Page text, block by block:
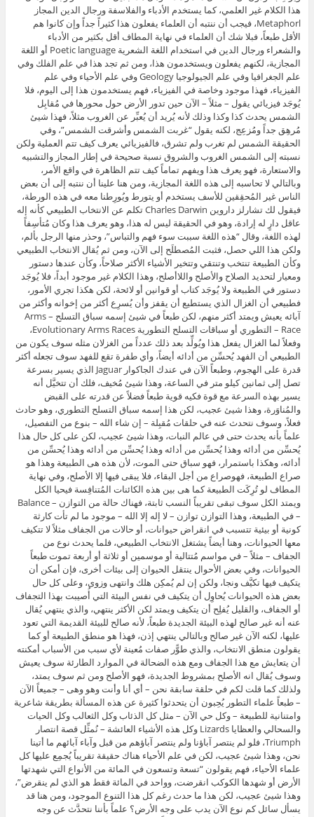
هذا الكلام غير العلمي، كما يستخدم الأدباء والفلاسفة ورجال الدين المجاز
Metaphorl، فيجب أن ننتبه أن العلماء يفعلون هذا كثيراً جداً وإن كانوا هم
الأقل طبعاً، فبلا شك أن العلماء في نهاية المطاف أقل بكثير من الأدباء
والشعراء ورجال الدين في استخدام اللغة الشعرية Poetic language أو اللغة
المجازية، لكنهم يفعلون ويستخدمون هذا، ومن ثم تجد هذا في علم الفلك وفي
علم الجغرافيا وفي علم الجيولوجيا Geology وفي علم الأحياء وفي علم
الفيزياء، فهذا موجود وخاصة في الفيزياء، فهم يستخدمون هذا إلى اليوم، فلا
يُوجَد فيزيائي يقول – مثلاً – الآن حين تدور الأرض حول محورها في مُقابِل
الشمس يحدث كذا وكذا وذلك لأنه يُريد أن يُعبِّر عن الغروب مثلاً، فهذا شيئ
مُرهِق جداً ومُزعِج، لكنه يقول “غربت الشمس وأشرقت الشمس”، وفي
الحقيقة الشمس لم تغرب ولم تشرق، فالفيزيائي يعرف كيف تتم العملية ولكن
نسبته إلى الشمس الغروب والشروق نسبة صحيحة في إطار المجاز والتشبيه
والاستعارة، فهو يعرف هذا ويفهم تماماً كيف تتم الظاهرة في واقع الأمر،
وبالتالي لا تحاسبه إلى هذه اللغة المجازية، ومن هنا علينا أن ننتبه إلى أن بعض
الناس غير المُحقِقين للأسف يستخدم أو يتورط ويُورِطنا معه في هذه الورطة،
فيقول لك تشارلز داروين Charles Darwin تكلم عن الانتخاب الطبيعي كأنه إله
عاقل دارٍ له إرادة، وهو في الحقيقة ليس له هذا، وهو يعرف هذا وكان مُتأسِفاً
لهذه اللغة، وقال “هذه اللغة سببت سوء فهم والتباس”، وحذر منها الرجل بألم،
ولكن هذا اللي حصل، فثبت المُصطلَح إلى الآن، ومن ثم يُقال الانتخاب الطبيعي
وكأن الطبيعة تنتخب وتنتقي وتتخير الأشياء الأكثر صلاحاً، وكأن عندها دستور
ومعيار لتحديد الصلاح والأصلح واللاأصلح، وهذا الكلام غير موجود أبداً، فلا يُوجَد
دستور في الطبيعة ولا يُوجَد كتاب أو قوانين أو لائحة، لكن هكذا تجري الأمور،
فطبيعي أن الغزال الذي يستطيع أن يقفز وأن يُسرِع أكثر من إخوانه وأكثر من
آبائه يعيش ويمتد أكثر منهم، لكن طبعاً في شيئ إسمه سباق التسلح – Arms
Race – التطوري أو سباقات التسلح التطورية Evolutionary Arms Races،
وفعلاً لما الغزال يفعل هذا ويُولِّد بعد ذلك عدداً من الغزلان مثله سوف يكون من
الطبيعي أن الفهد يُحسِّن من أدائه أيضاً، وأي طفرة تقع للفهد سوف تجعله أكثر
قدرة على الهجوم، وطبعاً الآن في عندك الجاكوار Jaguar الذي يسير بسرعة
تصل إلى ثمانين كيلو متر في الساعة، وهذا شيئ مُخيف، فلك أن تتخيَّل أنه
يسير بهذه السرعة مع قوة فكيه قوية طبعاً فضلاً عن قدرته على القبض
والمُناوَرة، وهذا شيئ عجيب، لكن هذا إسمه سباق التسلح التطوري، وهو حادث
فعلاً، وسوف نتحدث عنه في حلقات مُقبِلة – إن شاء الله – بنوع من التفصيل،
علماً بأنه يحدث حتى في عالم النبات، وهذا شيئ عجيب، لكن على كل حال هذا
يُحسِّن من أدائه وهذا يُحسِّن من أدائه وهذا يُحسِّن من أدائه وهذا يُحسِّن من
أدائه، وهكذا باستمرار، فهو سباق حتى الموت، لأن هذه هى الطبيعة وهذا هو
صراع الطبيعة، فهوصراع من أجل البقاء، فلا يبقى فيها إلا الأصلح، وفي نهاية
المطاف لو تُرِكَت الطبيعة كما هى بين هذه الكائنات المُتنافِسة فيحيا الكل
ويمتد الكل سوف تبقى تقريباً النسب ثابتة، فهناك حالة من التوازن – Balance
– في الطبيعة، وهذا التوازن توازن – لا إله إلا الله – موجود ما لم تأت كارثة
كونية أو بيئية تتسبب في انقراض حيوانات، أو حالات من الجفاف مثلاً لا تتكيف
معها الحيوانات، وهنا أيضاً يشتغل الانتخاب الطبيعي، فلما يحدث نوع من
الجفاف – مثلاً – في مواسم مُتتالية أو موسمين أو ثلاثة أو أربعة تموت طبعاً
الحيوانات، وفي بعض الأحوال ينتقل الحيوان إلى بيئات أخرى، فإن أمكن أن
يتكيف فيها تكيَّف ونجا، ولكن إن لم يُمكِن هلك وانتهى وزوى، وعلى كل حال
بعض هذه الحيوانات يُحاوِل أن يتكيف في نفس البيئة التي أُصيبت بهذا التجفاف
أو الجفاف، والقليل يُفلِح أن يتكيف ويمتد لكن الأكثر ينتهي، والذي ينتهي يُقال
عنه أنه غير صالح لهذه البيئة الجديدة طبعاً، لأنه صالح للبيئة القديمة التي تعود
عليها، لكنه الآن غير صالح وبالتالي ينتهي إذن، فهذا هو منطق الطبيعة أو كما
يقولون منطق الانتخاب، والذي طوًّر صفات مُعينة لأي سبب من الأسباب أمكنته
أن يتعايش مع هذا الجفاف ومع هذه الضحالة في الموارد الطارئة سوف يعيش
وسوف يُقال انه الأصلح بمشروط الجديدة، فهو الأصلح ومن ثم سوف يمتد،
ولذلك كما قلت لكم في حلقة سابقة نحن – أي أنا وأنت وهو وهى – جميعاً الآن
– طبعاً علماء التطور يُحِبون أن يتحدثوا كثيرة عن هذه المسألة بطريقة شاعرية
وامتنانية للطبيعة – وكل حي الآن – مثل كل الذئاب وكل الثعالب وكل الحيات
والسحالي والعظايا Lizards وكل هذه الأشياء العائشة – نُمثِّل قصة انتصار
Triumph، فلو لم ينتصر آباؤنا ولم ينتصر آباؤهم من قبل وآباء آبائهم ما أتينا
نحن، وهذا شيئ عجيب، لكن في علم الأحياء هناك حقيقة تقريباً يُجمِع عليها كل
علماء الأحياء، فهم يقولون “تسعة وتسعون في المائة من الأنواع التي شهدتها
الأرض أو شهدها الكوكب انقرضت، وواحد في المائة فقط هو الذي لم ينقرض”،
وهذا شيئ عجيب، لكن هذا ما حدث رغم كل هذا التنوع الموجود، ومن هنا قد
يسأل سائل كم نوع الآن يدب على وجه الأرض؟ علماً بأننا نتحدَّث عن وجه